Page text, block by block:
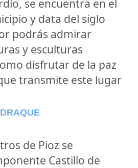
se encuentra en el
y data del siglo
podrás admirar
y esculturas
disfrutar de la paz
transmite este lugar
de Pioz se
Castillo de